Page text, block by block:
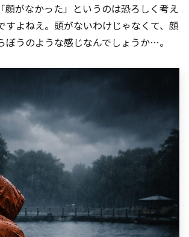
顔がなかった」というのは恐ろしく考え
すよねえ。頭がないわけじゃなくて、顔
ぼうのような感じなんでしょうか…。